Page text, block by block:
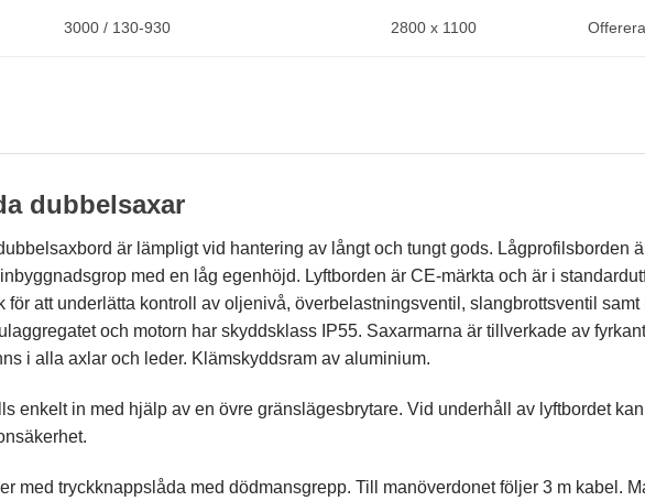
3000 / 130-930 2800 x 1100
dubbelsaxar
är lämpligt vid hantering av långt och tungt gods. Lågprofilsborden
med en låg egenhöjd. Lyftborden är CE-märkta och är i
för att underlätta kontroll av oljenivå, överbelastningsventil, slangbrottsventil
och motorn har skyddsklass IP55. Saxarmarna är tillverkade av
i alla axlar och leder. Klämskyddsram av aluminium.
enkelt in med hjälp av en övre gränslägesbrytare. Vid underhåll av lyftbordet
med tryckknappslåda med dödmansgrepp. Till manöverdonet följer 3 m kabel.